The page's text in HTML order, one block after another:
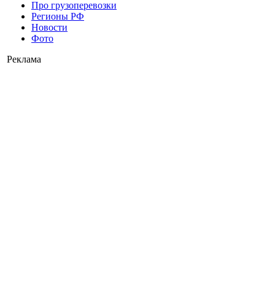
Про грузоперевозки
Регионы РФ
Новости
Фото
Реклама